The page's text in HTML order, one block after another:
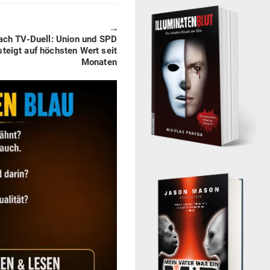
🠖
TV-Duell: Union und SPD
auf höchsten Wert seit
Monaten